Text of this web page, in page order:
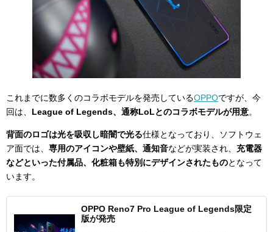
これまでに数多くのコラボモデルを発売しているOPPOですが、今
回は、 League of Legends、通称LoLとのコラボモデルが用意。
背面のロゴは光を吸収し暗闇で光る仕様となっており、ソフトウェ
ア面では、 専用のアイコンや壁紙、通知音などが実装され、 充電器
などといった付属品、化粧箱も特別にデザインされたものとなって
います。
OPPO Reno7 Pro League of Legends限定
版が発売